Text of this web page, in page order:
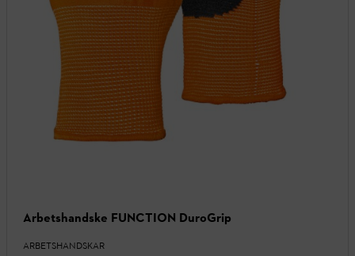
Arbetshandske FUNCTION DuroGrip
ARBETSHANDSKAR